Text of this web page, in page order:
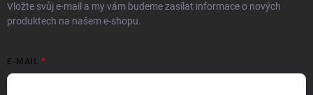
Vložte svůj e-mail a my vám budeme zasílat informace o nových
produktech na našem e-shopu.
E-MAIL